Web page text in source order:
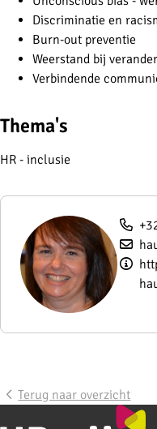
Discriminatie en
Burn-out preventie
Weerstand bij
Verbindende
Thema's
HR - inclusie
Terug naar overzicht